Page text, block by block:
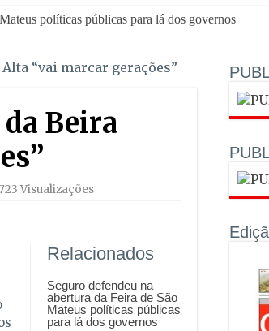
“vai marcar gerações”
Beira
Visualizações
Relacionados
Seguro defendeu na
abertura da Feira de São
Mateus políticas públicas
para lá dos governos